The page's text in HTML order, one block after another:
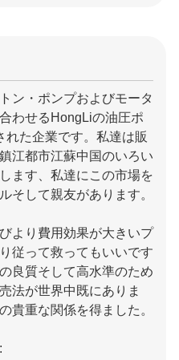
ン・ポンプおよびモータ
わせるHongLiの油圧ポ
れた企業です。私達は販
江都市江蘇中国のいろい
ます、私達にこの市場を
そして親友があります。
より費用効果が大きいプ
従って救ってもいいです
良質そして高水準のため
法が世界中既にありま
貴重な関係を得ました。